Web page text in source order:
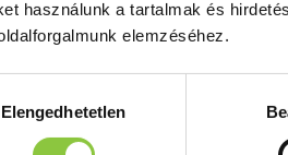
használunk a tartalmak és
elemzéséhez.
Elengedhetetlen